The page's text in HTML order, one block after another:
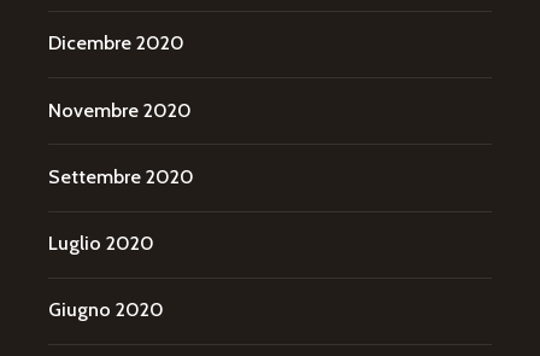
Dicembre 2020
Novembre 2020
Settembre 2020
Luglio 2020
Giugno 2020